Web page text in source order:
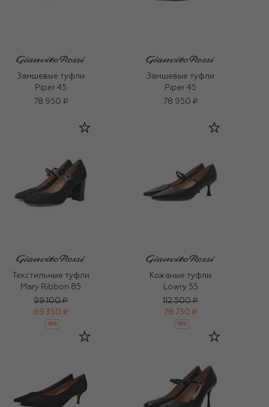
Замшевые туфли
Piper 45
78 950 ₽
Замшевые туфли
Piper 45
78 950 ₽
Текстильные туфли
Mary Ribbon 85
99 100 ₽
69 350 ₽
-30%
Кожаные туфли
Lowry 55
112 500 ₽
78 750 ₽
-30%